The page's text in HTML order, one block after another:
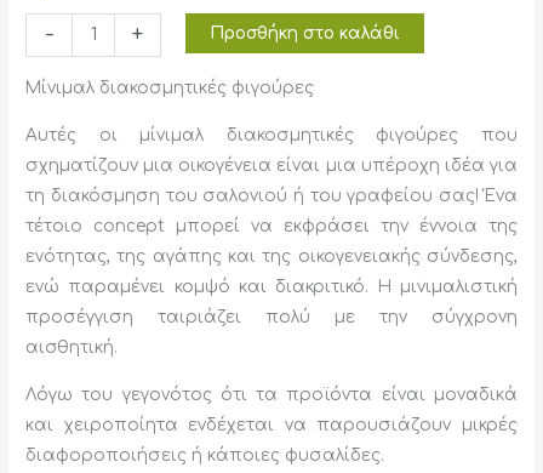
-
ποσότητα
+ Προσθήκη στο καλάθι
Μίνιμαλ διακοσμητικές φιγούρες
Aυτές οι μίνιμαλ διακοσμητικές φιγούρες που
σχηματίζουν μια οικογένεια είναι μια υπέροχη ιδέα για
τη διακόσμηση του σαλονιού ή του γραφείου σας! Ένα
τέτοιο concept μπορεί να εκφράσει την έννοια της
ενότητας, της αγάπης και της οικογενειακής σύνδεσης,
ενώ παραμένει κομψό και διακριτικό. Η μινιμαλιστική
προσέγγιση ταιριάζει πολύ με την σύγχρονη
αισθητική.
Λόγω του γεγονότος ότι τα προϊόντα είναι μοναδικά
και χειροποίητα ενδέχεται να παρουσιάζουν μικρές
διαφοροποιήσεις ή κάποιες φυσαλίδες.